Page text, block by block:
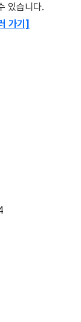
있습니다.
가기]